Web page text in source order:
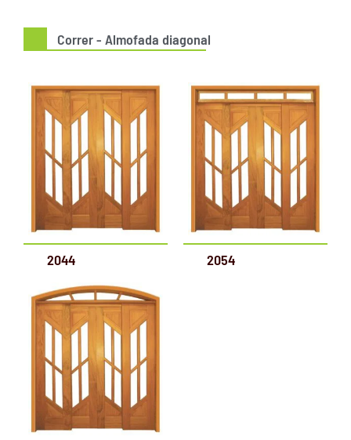
Correr - Almofada diagonal
2044 2054